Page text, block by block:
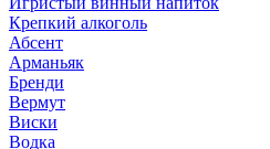
Крепкий алкоголь
Абсент
Арманьяк
Бренди
Вермут
Виски
Водка